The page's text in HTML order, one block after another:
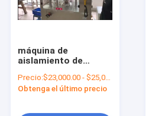
máquina de
aislamiento de
1458x1036x2056m m
del tubo automático
Precio:$23,000.00 - $25,000.00/Sets
Obtenga el último precio